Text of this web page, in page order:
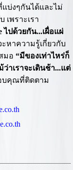
แบ่งๆกันได้และไม่
เพราะเรา
ไปด้วยกัน...เผื่อแผ่
ะหาความรู้เกี่ยวกับ
มอ “มีของเท่าไหร่ก็
ว่าเราจะเดินช้า...แต่
บคุณที่ติดตาม